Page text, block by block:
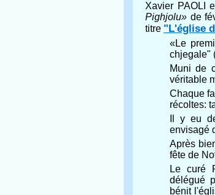
Xavier PAOLI
Pighjolu» de
titre "L'église
«Le
chjegale"
Muni de
véritable
Chaque
récoltes:
Il y eu
envisagé
Après
fête de
Le curé
délégué
bénit